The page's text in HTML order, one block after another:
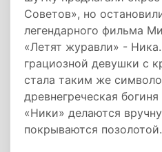
Советов», но
легендарного фильма
«Летят журавли» -
грациозной девушки с
стала таким же
древнегреческая
«Ники» делаются
покрываются позолотой.